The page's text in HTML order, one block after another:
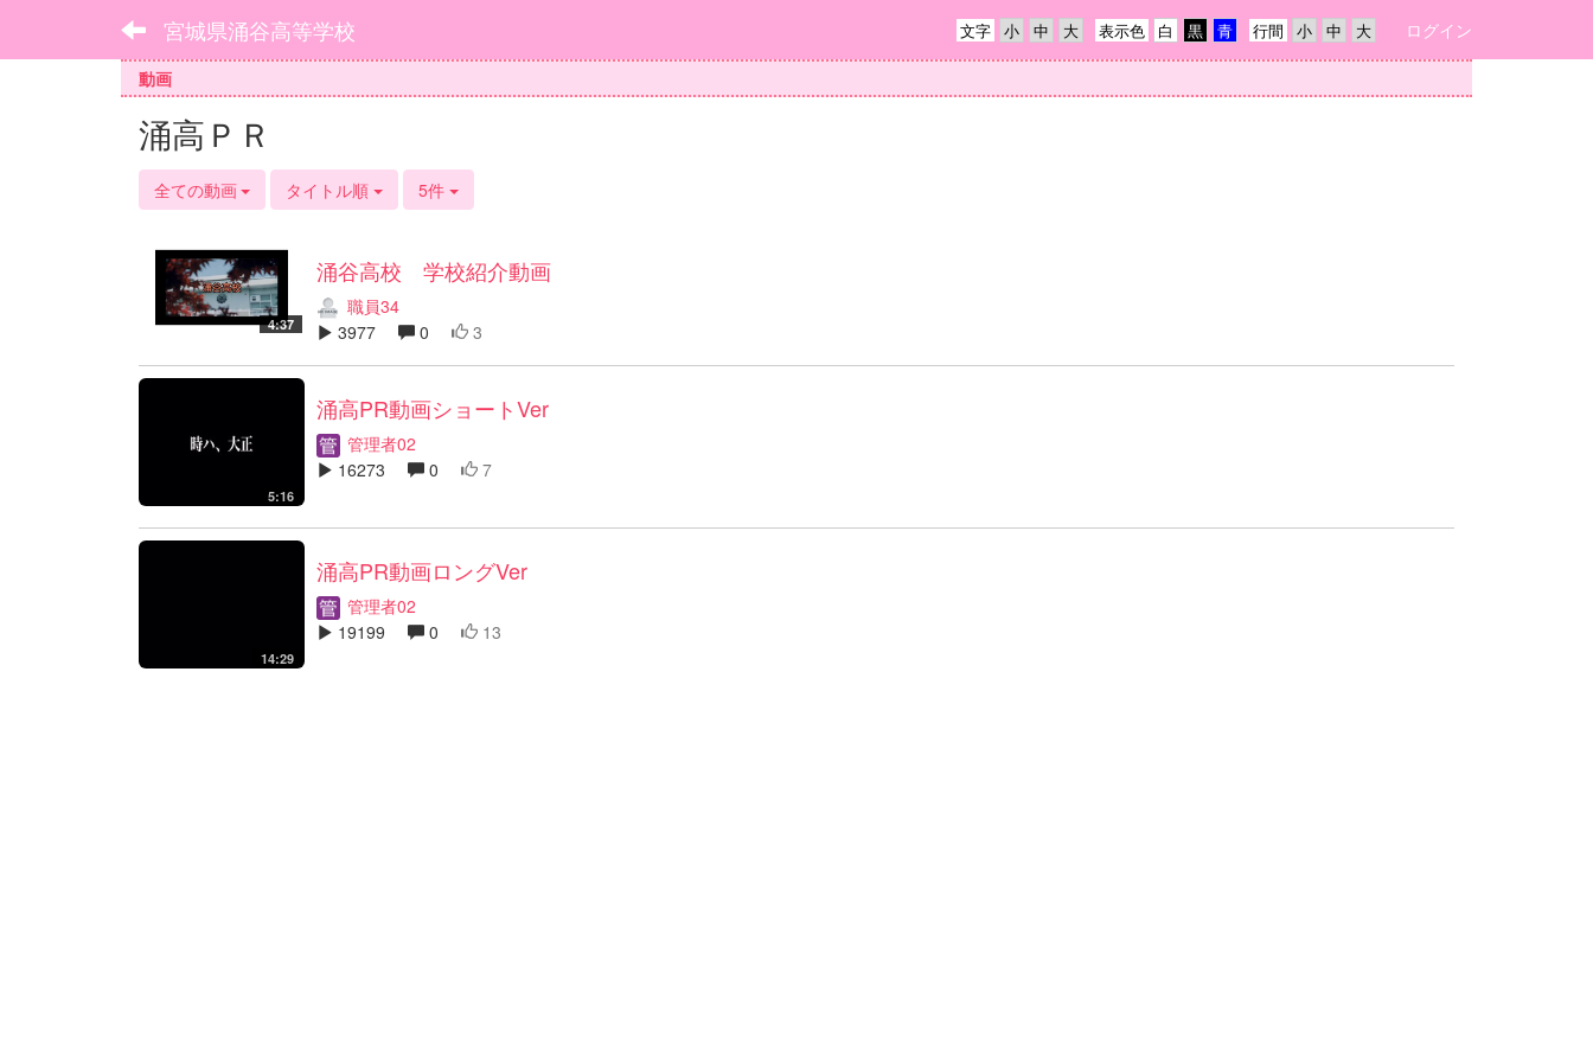
宮城県涌谷高等学校 行間
表示色
文字 ログイン
動画
涌高ＰＲ
全ての動画 タイトル順 5件
4:37
涌谷高校 学校紹介動画
職員34
3977
0 3
5:16
涌高PR動画ショートVer
管理者02
16273
0 7
14:29
涌高PR動画ロングVer
管理者02
19199
0 13